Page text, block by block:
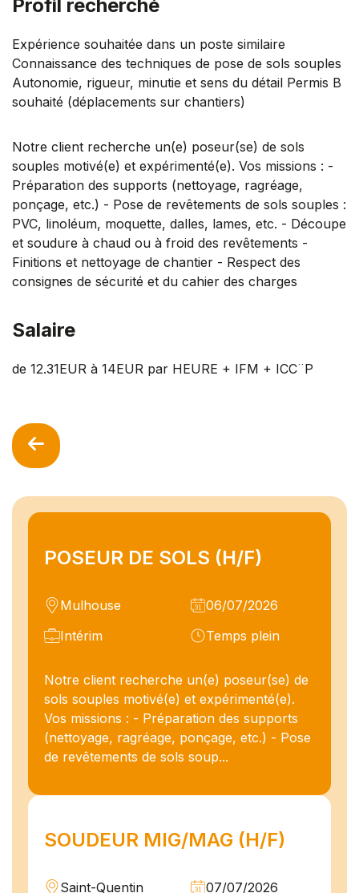
POSEUR DE SOLS (H/F)
Mulhouse
06/07/2026
Intérim
Temps plein
Notre client recherche un(e) poseur(se) de
sols souples motivé(e) et expérimenté(e).
Vos missions : - Préparation des supports
(nettoyage, ragréage, ponçage, etc.) - Pose
de revêtements de sols soup...
SOUDEUR MIG/MAG (H/F)
Saint-Quentin 07/07/2026
Profil recherché
Expérience souhaitée dans un poste similaire
Connaissance des techniques de pose de sols souples
Autonomie, rigueur, minutie et sens du détail Permis B
souhaité (déplacements sur chantiers)
Notre client recherche un(e) poseur(se) de sols
souples motivé(e) et expérimenté(e). Vos missions : -
Préparation des supports (nettoyage, ragréage,
ponçage, etc.) - Pose de revêtements de sols souples :
PVC, linoléum, moquette, dalles, lames, etc. - Découpe
et soudure à chaud ou à froid des revêtements -
Finitions et nettoyage de chantier - Respect des
consignes de sécurité et du cahier des charges
Salaire
de 12.31EUR à 14EUR par HEURE + IFM + ICC¨P